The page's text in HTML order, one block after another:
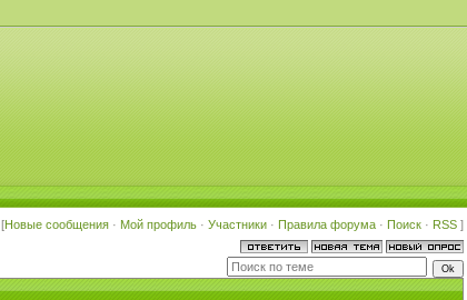
[Новые сообщения · Мой профиль · Участники · Правила форума · Поиск · RSS ]